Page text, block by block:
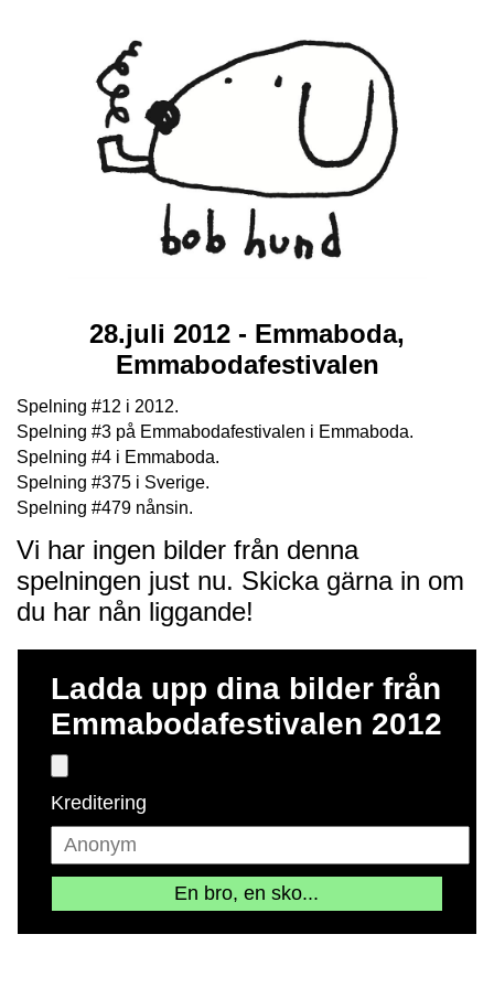
28.juli 2012 - Emmaboda,
Emmabodafestivalen
Spelning #12 i 2012.
Spelning #3 på Emmabodafestivalen i Emmaboda.
Spelning #4 i Emmaboda.
Spelning #375 i Sverige.
Spelning #479 nånsin.
Vi har ingen bilder från denna
spelningen just nu. Skicka gärna in om
du har nån liggande!
Ladda upp dina bilder från
Emmabodafestivalen 2012
Kreditering